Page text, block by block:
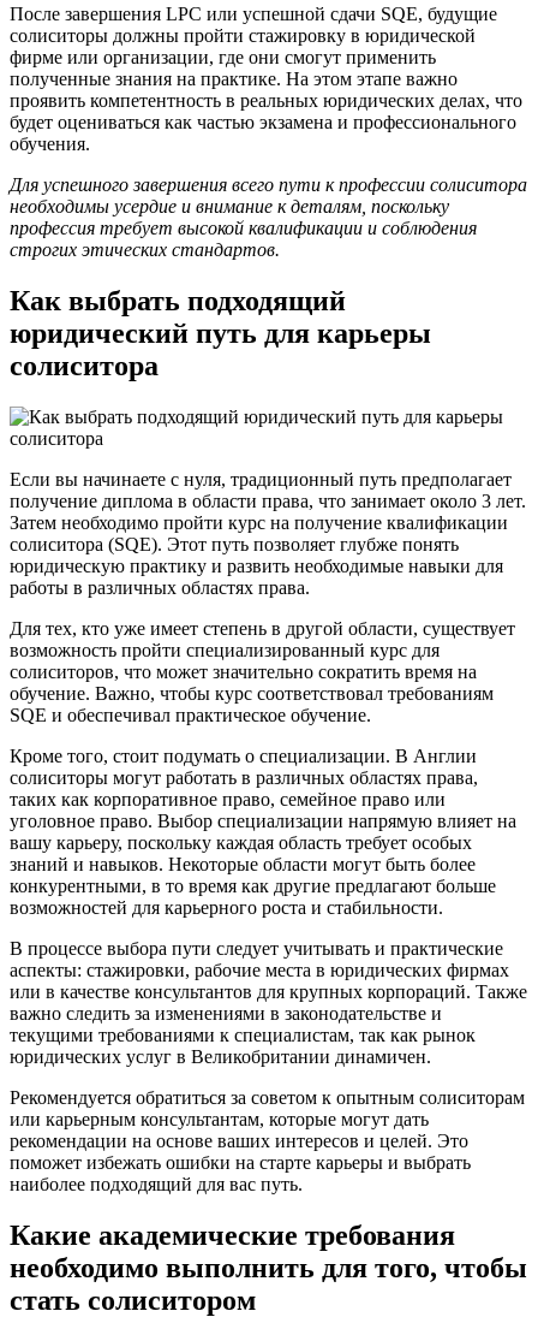
После завершения LPC или успешной сдачи SQE, будущие
солиситоры должны пройти стажировку в юридической
фирме или организации, где они смогут применить
полученные знания на практике. На этом этапе важно
проявить компетентность в реальных юридических делах, что
будет оцениваться как частью экзамена и профессионального
обучения.
Для успешного завершения всего пути к профессии солиситора
необходимы усердие и внимание к деталям, поскольку
профессия требует высокой квалификации и соблюдения
строгих этических стандартов.
Как выбрать подходящий
юридический путь для карьеры
солиситора
Если вы начинаете с нуля, традиционный путь предполагает
получение диплома в области права, что занимает около 3 лет.
Затем необходимо пройти курс на получение квалификации
солиситора (SQE). Этот путь позволяет глубже понять
юридическую практику и развить необходимые навыки для
работы в различных областях права.
Для тех, кто уже имеет степень в другой области, существует
возможность пройти специализированный курс для
солиситоров, что может значительно сократить время на
обучение. Важно, чтобы курс соответствовал требованиям
SQE и обеспечивал практическое обучение.
Кроме того, стоит подумать о специализации. В Англии
солиситоры могут работать в различных областях права,
таких как корпоративное право, семейное право или
уголовное право. Выбор специализации напрямую влияет на
вашу карьеру, поскольку каждая область требует особых
знаний и навыков. Некоторые области могут быть более
конкурентными, в то время как другие предлагают больше
возможностей для карьерного роста и стабильности.
В процессе выбора пути следует учитывать и практические
аспекты: стажировки, рабочие места в юридических фирмах
или в качестве консультантов для крупных корпораций. Также
важно следить за изменениями в законодательстве и
текущими требованиями к специалистам, так как рынок
юридических услуг в Великобритании динамичен.
Рекомендуется обратиться за советом к опытным солиситорам
или карьерным консультантам, которые могут дать
рекомендации на основе ваших интересов и целей. Это
поможет избежать ошибки на старте карьеры и выбрать
наиболее подходящий для вас путь.
Какие академические требования
необходимо выполнить для того, чтобы
стать солиситором